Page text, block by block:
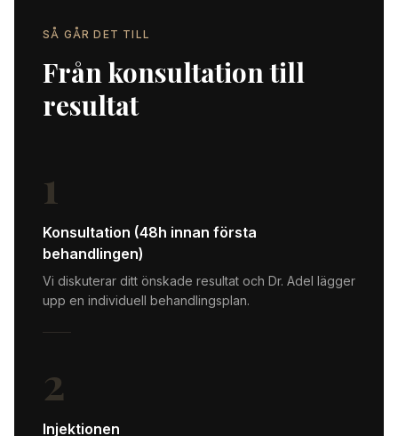
SÅ GÅR DET TILL
Från konsultation till
resultat
1
Konsultation (48h innan första
behandlingen)
Vi diskuterar ditt önskade resultat och Dr. Adel lägger
upp en individuell behandlingsplan.
2
Injektionen